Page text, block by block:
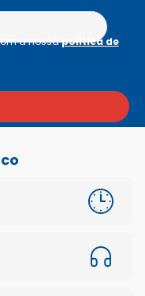
a nossapolítica de